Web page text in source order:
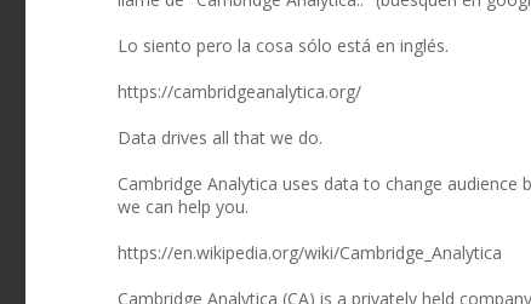
Lo siento pero la cosa sólo está en inglés.
https://cambridgeanalytica.org/
Data drives all that we do.
Cambridge Analytica uses data to change
we can help you.
https://en.wikipedia.org/wiki/Cambridge_Analytica
Cambridge Analytica (CA) is a privately held